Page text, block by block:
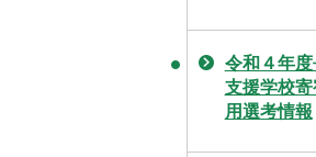
令和４年
支援学校
用選考情報